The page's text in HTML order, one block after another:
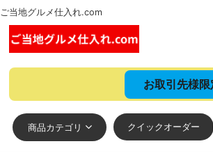
ご当地グルメ仕入れ.com
お取引先様
商品カテゴリ クイックオーダー